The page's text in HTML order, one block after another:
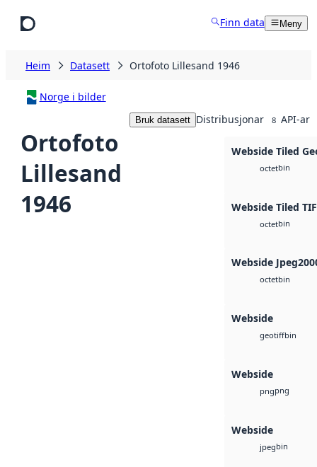
Finn data Meny
Heim Datasett Ortofoto Lillesand 1946
Norge i bilder
Ortofoto
Lillesand
1946
Bruk datasett Distribusjonar 8 API-ar
Webside Tiled
octetbin
Webside Tiled
octetbin
Webside
octetbin
Webside
geotiffbin
Webside
pngpng
Webside
jpegbin